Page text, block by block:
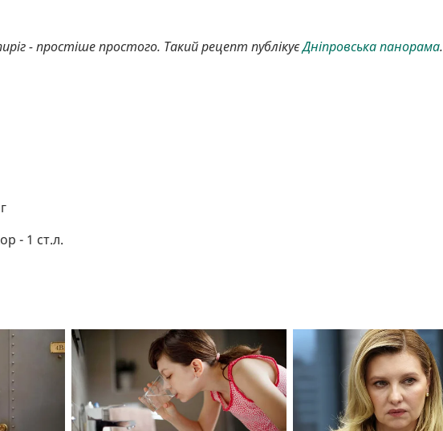
- простіше простого. Такий рецепт публікуєДніпровська панорама.
- 1 ст.л.